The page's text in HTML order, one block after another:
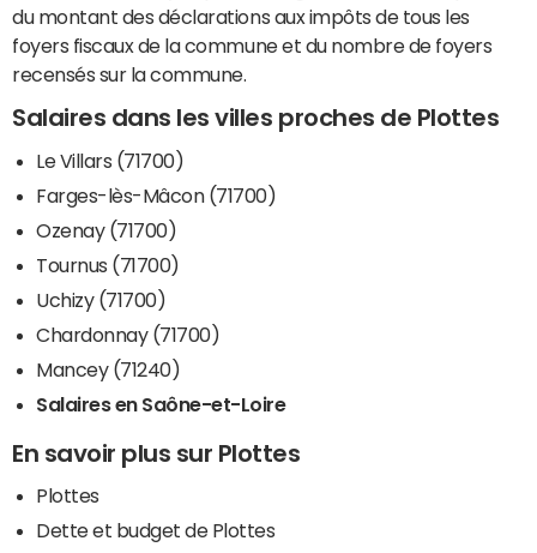
du montant des déclarations aux impôts de tous les
foyers fiscaux de la commune et du nombre de foyers
recensés sur la commune.
Salaires dans les villes proches de Plottes
Le Villars (71700)
Farges-lès-Mâcon (71700)
Ozenay (71700)
Tournus (71700)
Uchizy (71700)
Chardonnay (71700)
Mancey (71240)
Salaires en Saône-et-Loire
En savoir plus sur Plottes
Plottes
Dette et budget de Plottes